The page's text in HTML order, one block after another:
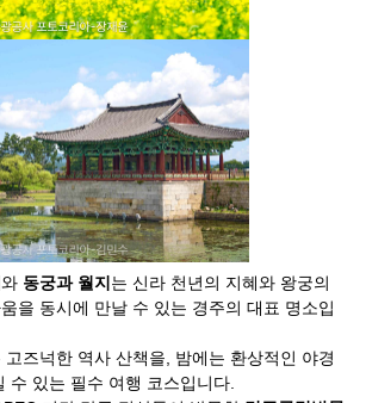
와 동궁과 월지 는 신라 천년의 지혜와 왕궁의
을 동시에 만날 수 있는 경주의 대표 명소입
고즈넉한 역사 산책을, 밤에는 환상적인 야경
수 있는 필수 여행 코스입니다.